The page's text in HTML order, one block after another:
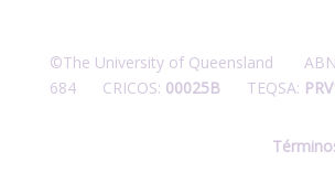
©The University of Queensland
684 CRICOS: 00025B TEQSA: